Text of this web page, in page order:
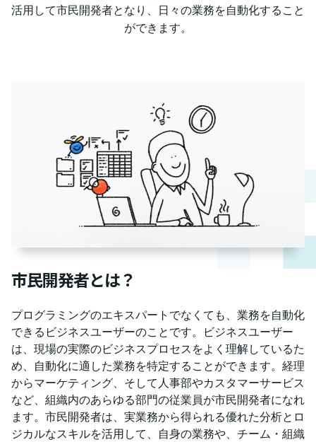
活用して市民開発者となり、日々の業務を自動化すること
ができます。
市民開発者とは？
プログラミングのエキスパートでなくても、業務を自動化
できるビジネスユーザーのことです。ビジネスユーザー
は、現場の実際のビジネスプロセスをよく理解しているた
め、自動化に適した業務を特定することができます。経理
からマーケティング、そして人事部やカスタマーサービス
など、組織内のあらゆる部門の従業員が市民開発者になれ
ます。市民開発者は、実業務から得られる優れた分析とロ
ジカルなスキルを活用して、自身の業務や、チーム・組織